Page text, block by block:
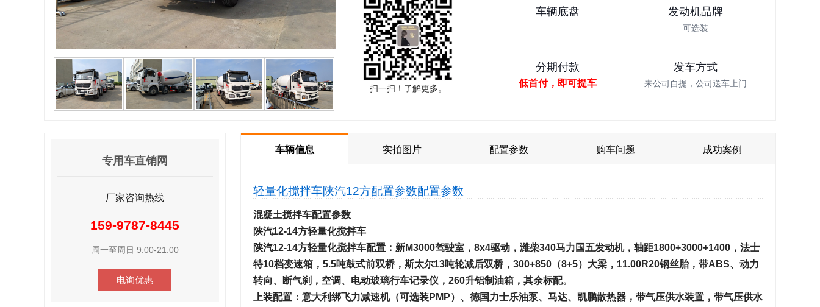
扫一扫！了解更多。
车辆底盘 发动机品牌
可选装
分期付款
低首付，即可提车
发车方式
来公司自提，公司送车上门
车辆信息 实拍图片 配置参数 购车问题 成功案例
轻量化搅拌车陕汽12方配置参数配置参数
混凝土搅拌车配置参数
陕汽12-14方轻量化搅拌车
陕汽12-14方轻量化搅拌车配置： 新M3000驾驶室，8x4驱动，潍柴340马力国五发动机，轴距1800+3000+1400，法士
特10档变速箱，5.5吨鼓式前双桥，斯太尔13吨轮减后双桥，300+850（8+5）大梁，11.00R20钢丝胎，带ABS、动力
转向、断气刹，空调、电动玻璃行车记录仪，260升铝制油箱，其余标配。
上装配置：意大利绑飞力减速机（可选装PMP）、德国力士乐油泵、马达、凯鹏散热器，带气压供水装置，带气压供水
专用车直销网
厂家咨询热线
159-9787-8445
周一至周日 9:00-21:00
电询优惠